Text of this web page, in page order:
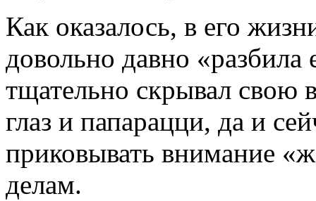
Как оказалось, в его
довольно давно «разбила
тщательно скрывал свою
глаз и папарацци, да и
приковывать внимание
делам.